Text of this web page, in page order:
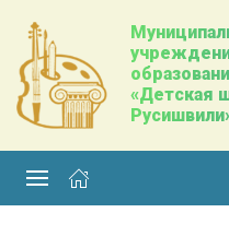
«Детская